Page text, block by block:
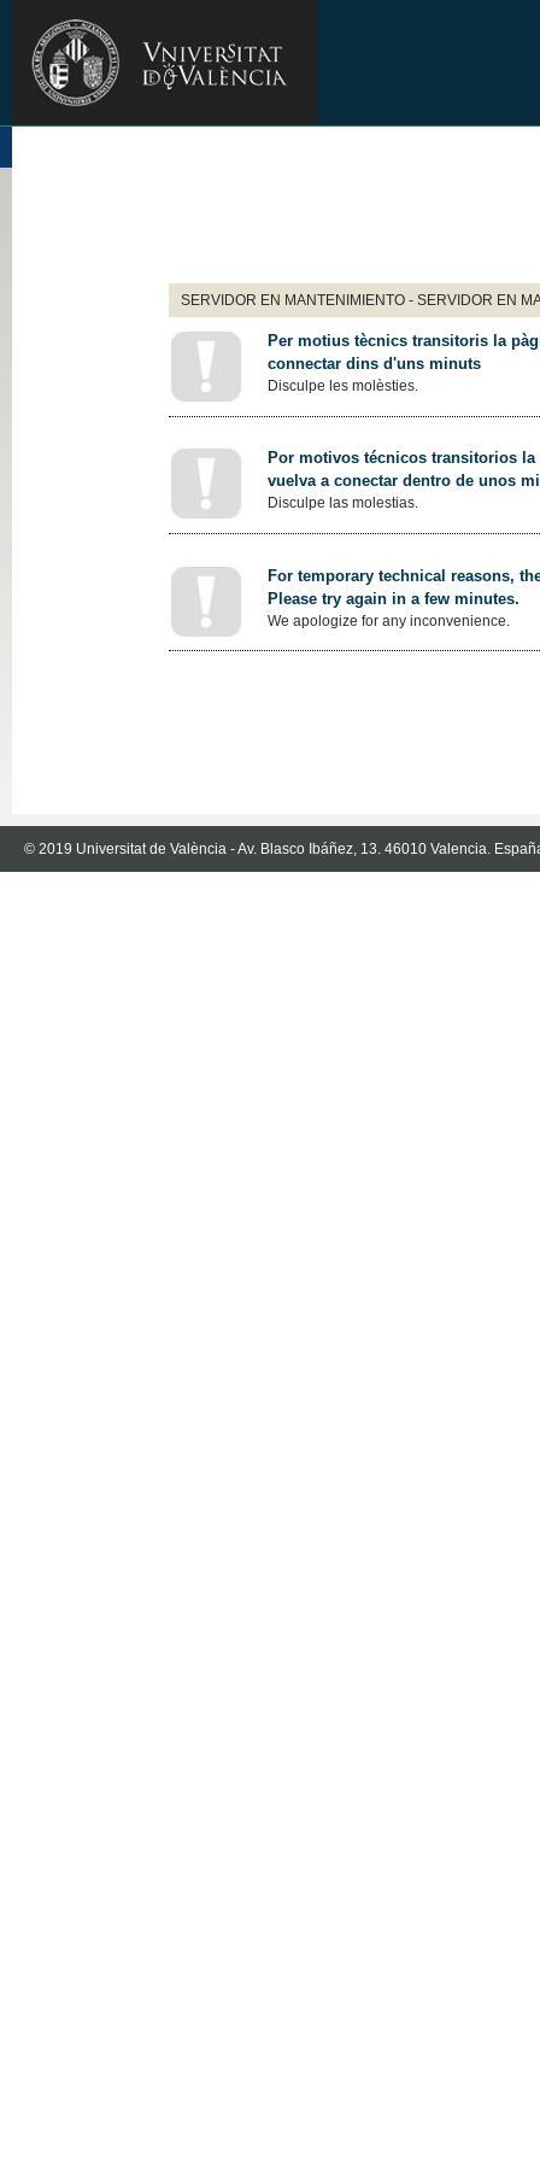
SERVIDOR EN MANTENIMIENTO - SERVIDOR EN
Per motius tècnics transitoris la
connectar dins d'uns minuts
Disculpe les molèsties.
Por motivos técnicos transitorios
vuelva a conectar dentro de unos
Disculpe las molestias.
For temporary technical reasons,
Please try again in a few minutes.
We apologize for any inconvenience.
© 2019 Universitat de València - Av. Blasco Ibáñez, 13. 46010 Valencia.